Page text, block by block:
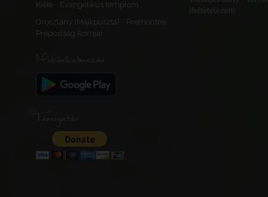
Kiéte - Evangélikus templom
(feltételezett)
Oroszlány (Majkpuszta) - Premontrei
Prépostság Romjai
Mobilalkalmazás
Támogatás